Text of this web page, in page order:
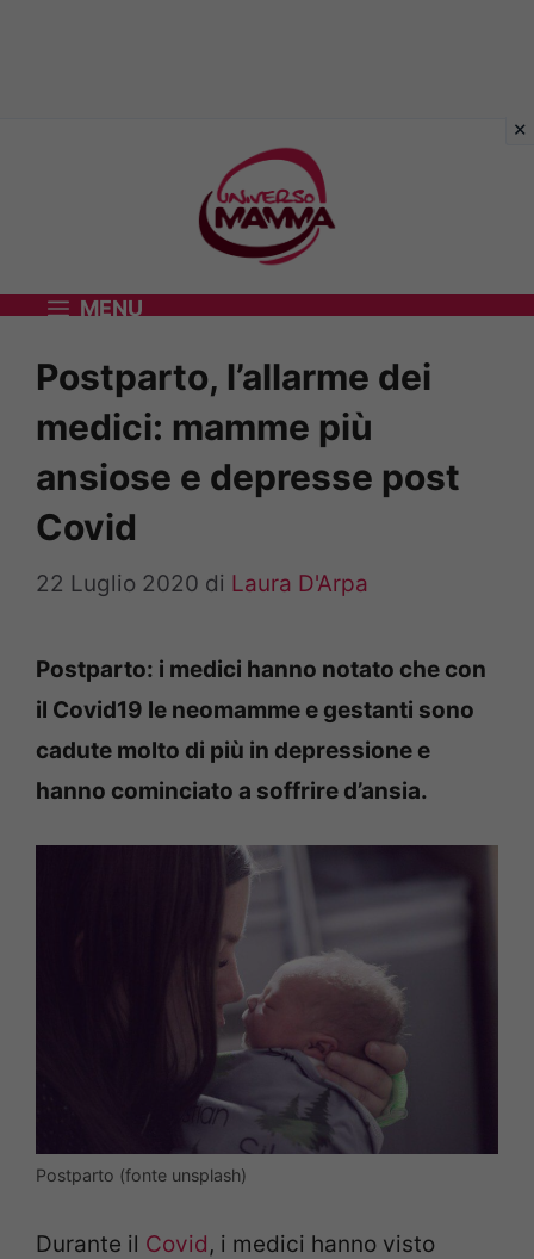
MENU
Postparto, l’allarme dei
medici: mamme più
ansiose e depresse post
Covid
22 Luglio 2020 di Laura D'Arpa
Postparto: i medici hanno notato che con
il Covid19 le neomamme e gestanti sono
cadute molto di più in depressione e
hanno cominciato a soffrire d’ansia.
Postparto (fonte unsplash)
Durante il Covid, i medici hanno visto